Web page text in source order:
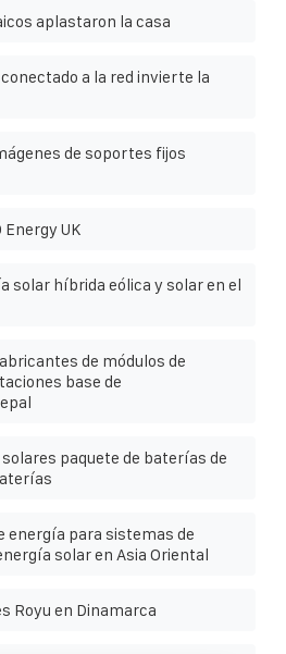
aplastaron la casa
a la red invierte la
de soportes fijos
Energy UK
solar híbrida eólica y solar en el
de módulos de
base de
paquete de baterías de
energía para sistemas de
solar en Asia Oriental
Royu en Dinamarca